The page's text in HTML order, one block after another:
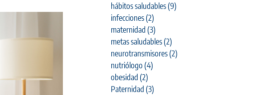
hábitos saludables(9)
infecciones(2)
maternidad (3)
metas saludables(2)
neurotransmisores(2)
nutriólogo (4)
obesidad (2)
Paternidad (3)